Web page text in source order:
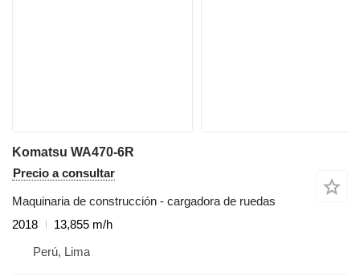
Komatsu WA470-6R
Precio a consultar
Maquinaria de construcción - cargadora de ruedas
2018
13,855 m/h
Perú, Lima